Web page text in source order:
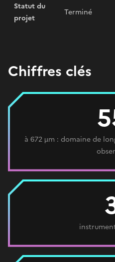
Statut du
projet
Terminé
Chiffres clés
à 672 µm : domaine de